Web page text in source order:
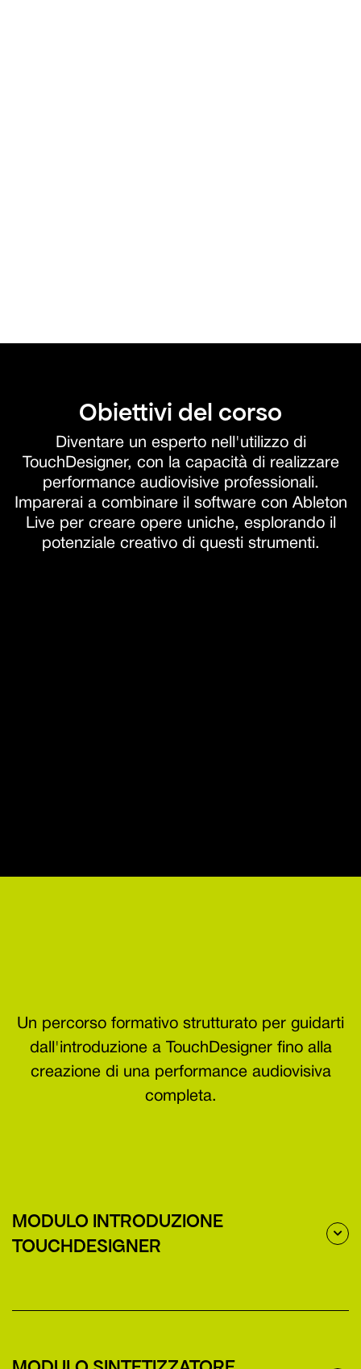
Obiettivi del corso
Diventare un esperto nell'utilizzo di
TouchDesigner, con la capacità di realizzare
performance audiovisive professionali.
Imparerai a combinare il software con Ableton
Live per creare opere uniche, esplorando il
potenziale creativo di questi strumenti.
Un percorso formativo strutturato per guidarti
dall'introduzione a TouchDesigner fino alla
creazione di una performance audiovisiva
completa.
MODULO INTRODUZIONE
TOUCHDESIGNER

designer?